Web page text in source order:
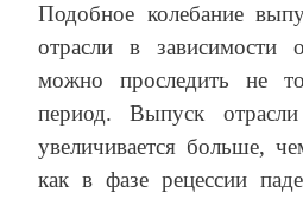
Подобное колебание
отрасли в
можно проследить не
период. Выпуск
увеличивается больше,
как в фазе рецессии